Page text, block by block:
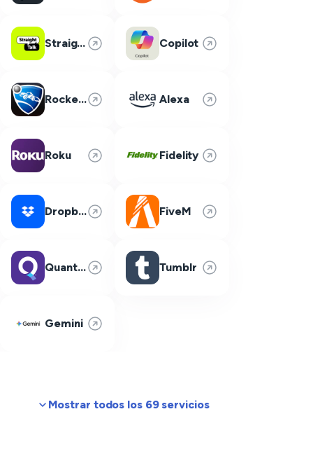
Straight Talk Copilot
Rocket League Alexa
Roku Fidelity
Dropbox FiveM
Quantum Fiber Tumblr
Gemini
Mostrar todos los 69 servicios